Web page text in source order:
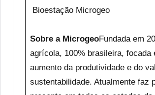
Bioestação Microgeo
Sobre a MicrogeoFundada em
agrícola, 100% brasileira, focada
aumento da produtividade e do
sustentabilidade. Atualmente faz